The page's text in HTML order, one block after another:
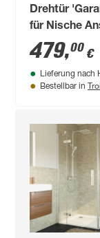
Drehtür
für Nische
rechts 90 x
479,00 €
Lieferung nach
Bestellbar in